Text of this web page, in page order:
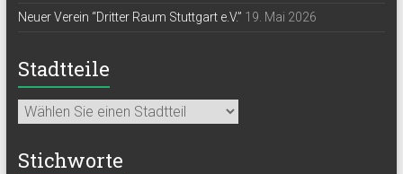
Neuer Verein “Dritter Raum Stuttgart e.V.” 19. Mai 2026
Stadtteile
Stichworte